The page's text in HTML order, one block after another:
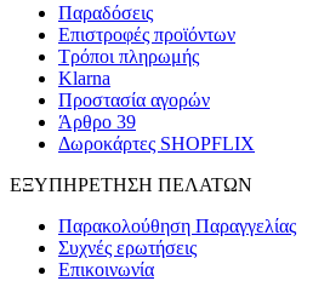
Παραδόσεις
Επιστροφές προϊόντων
Τρόποι πληρωμής
Klarna
Προστασία αγορών
Άρθρο 39
Δωροκάρτες SHOPFLIX
ΕΞΥΠΗΡΕΤΗΣΗ ΠΕΛΑΤΩΝ
Παρακολούθηση Παραγγελίας
Συχνές ερωτήσεις
Επικοινωνία